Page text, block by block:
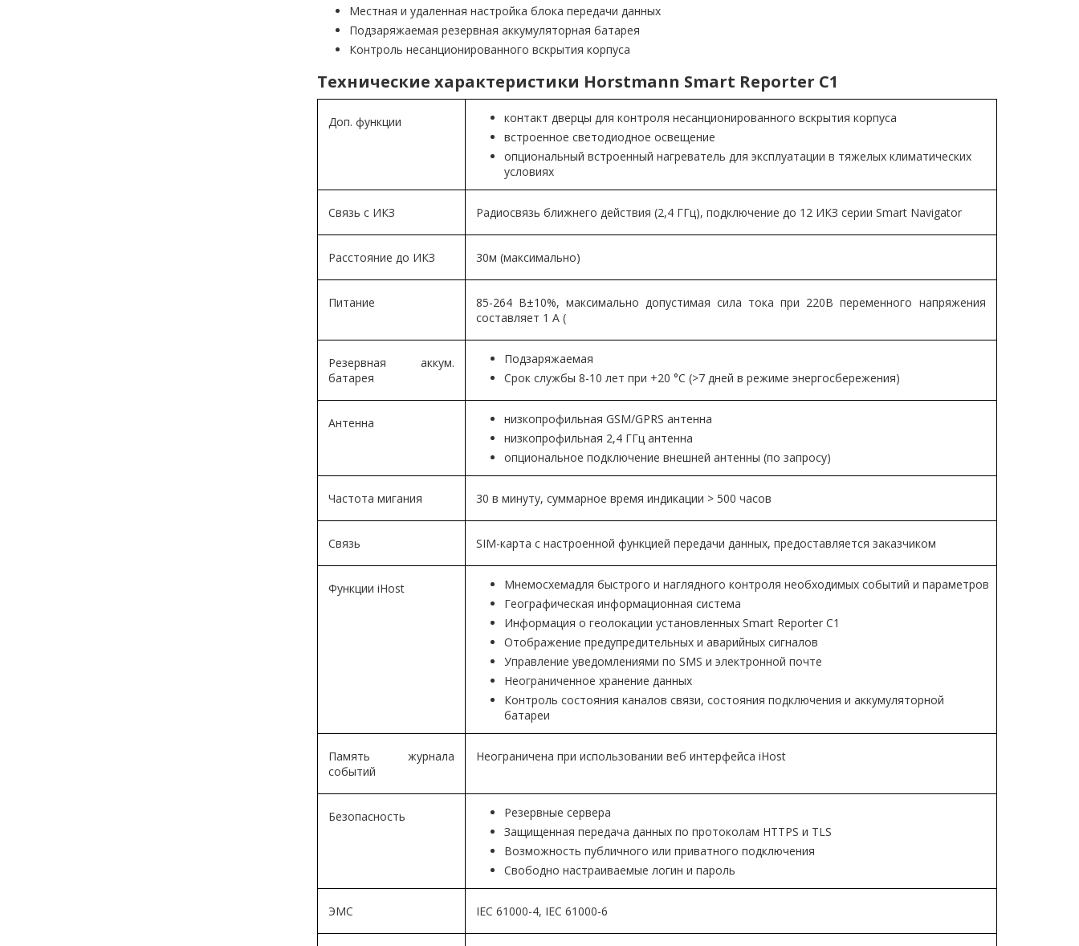
Местная и удаленная настройка блока передачи данных
Подзаряжаемая резервная аккумуляторная батарея
Контроль несанционированного вскрытия корпуса
Технические характеристики Horstmann Smart Reporter C1
Доп. функции
контакт дверцы для контроля несанционированного вскрытия корпуса
встроенное светодиодное освещение
опциональный встроенный нагреватель для эксплуатации в тяжелых климатических
условиях
Связь с ИКЗ Радиосвязь ближнего действия (2,4 ГГц), подключение до 12 ИКЗ серии Smart Navigator
Расстояние до ИКЗ 30м (максимально)
Питание
85-264 В±10%, максимально допустимая сила тока при 220В переменного напряжения
составляет 1 А (
Резервная аккум.
батарея
Подзаряжаемая
Срок службы 8-10 лет при +20 °С (>7 дней в режиме энергосбережения)
Антенна
низкопрофильная GSM/GPRS антенна
низкопрофильная 2,4 ГГц антенна
опциональное подключение внешней антенны (по запросу)
Частота мигания 30 в минуту, суммарное время индикации > 500 часов
Связь SIM-карта с настроенной функцией передачи данных, предоставляется заказчиком
Функции iHost
Мнемосхемадля быстрого и наглядного контроля необходимых событий и параметров
Географическая информационная система
Информация о геолокации установленных Smart Reporter C1
Отображение предупредительных и аварийных сигналов
Управление уведомлениями по SMS и электронной почте
Неограниченное хранение данных
Контроль состояния каналов связи, состояния подключения и аккумуляторной
батареи
Память журнала
событий
Неограничена при использовании веб интерфейса iHost
Безопасность
Резервные сервера
Защищенная передача данных по протоколам HTTPS и TLS
Возможность публичного или приватного подключения
Свободно настраиваемые логин и пароль
ЭМС IEC 61000-4, IEC 61000-6